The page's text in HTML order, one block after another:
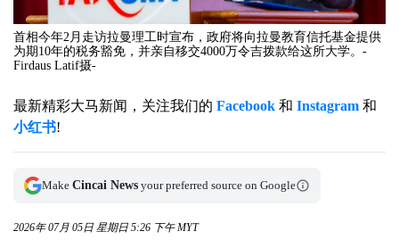
首相今年2月走访拉曼理工时宣布，政府将向拉曼教育信托基金提供
为期10年的税务豁免，并亲自移交4000万令吉拨款给这所大学。-
Firdaus Latif摄-
最新精彩大马新闻，关注我们的 Facebook 和 Instagram 和
小红书!
Make Cincai News your preferred source on Google
2026年 07月 05日 星期日 5:26 下午 MYT